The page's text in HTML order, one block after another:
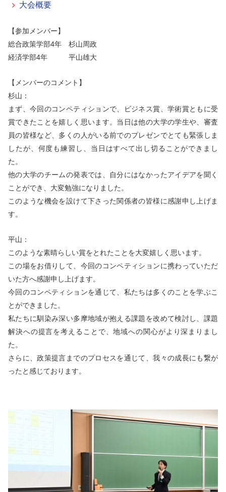
大会概要
【参加メンバー】
総合政策学部4年 杉山周政
経済学部4年 平山雄大
【メンバーのコメント】
杉山：
まず、今回のコンペティションで、ビジネス賞、学術賞ともに受
賞できたことを嬉しく思います。当日は他の大学の学生や、審査
員の皆様など、多くの人がいる前でのプレゼンでとても緊張しま
したが、何度も練習し、当日はすべて出し切ることができまし
た。
他の大学のチームの発表では、自分にはなかったアイデアを聞く
ことができ、大変勉強になりました。
このような機会を設けて下さった関係者の皆様に感謝申し上げま
す。
平山：
このような素晴らしい賞をとれたことを大変嬉しく思います。
この場をお借りして、今回のコンペティションに携わっていただ
いた方へ感謝申し上げます。
今回のコンペティションを通じて、私たちは多くのことを学ぶこ
とができました。
私たちに馴染み深い多摩地域が抱える課題を改めて検討し、課題
解決への提言を考えることで、地域への関心がより深まりまし
た。
さらに、政策提言までのプロセスを通じて、我々の成長にも繋が
ったと感じております。